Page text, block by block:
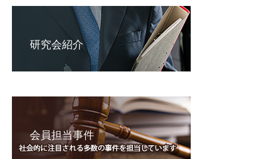
研究会紹介
会員担当事件